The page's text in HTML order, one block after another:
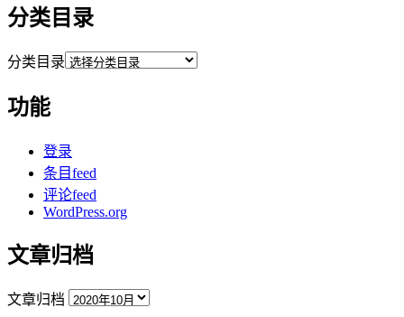
分类目录
分类目录
功能
登录
条目feed
评论feed
WordPress.org
文章归档
文章归档